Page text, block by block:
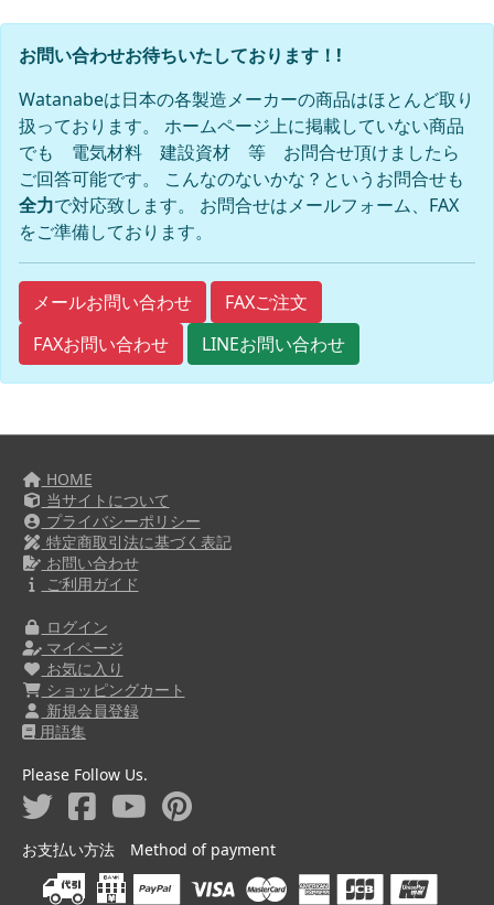
お問い合わせお待ちいたしております！!
Watanabeは日本の各製造メーカーの商品はほとんど取り
扱っております。 ホームページ上に掲載していない商品
でも 電気材料 建設資材 等 お問合せ頂けましたら
ご回答可能です。 こんなのないかな？というお問合せも
全力で対応致します。 お問合せはメールフォーム、FAX
をご準備しております。
メールお問い合わせ
FAXご注文
FAXお問い合わせ
LINEお問い合わせ
HOME
当サイトについて
プライバシーポリシー
特定商取引法に基づく表記
お問い合わせ
ご利用ガイド
ログイン
マイページ
お気に入り
ショッピングカート
新規会員登録
用語集
Please Follow Us.
お支払い方法 Method of payment